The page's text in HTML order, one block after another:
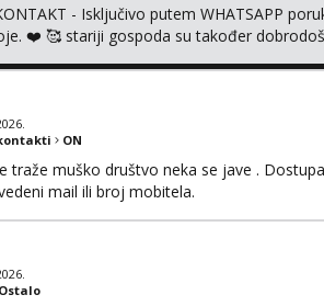
- Isključivo putem WHATSAPP
❤️ 🥰 stariji gospoda su također
ON
traže muško društvo neka se jave .
mail ili broj mobitela.
Ostalo